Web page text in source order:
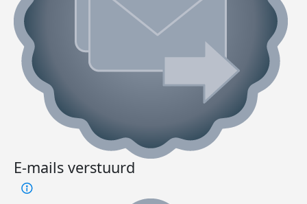
E-mails verstuurd